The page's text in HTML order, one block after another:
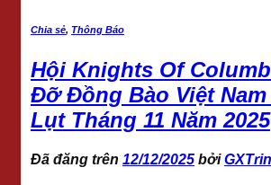
Chia sẻ, Thông Báo
Hội Knights Of
Đỡ Đồng Bào Việt
Lụt Tháng 11 Năm 2025
Đã đăng trên 12/12/2025 bởi